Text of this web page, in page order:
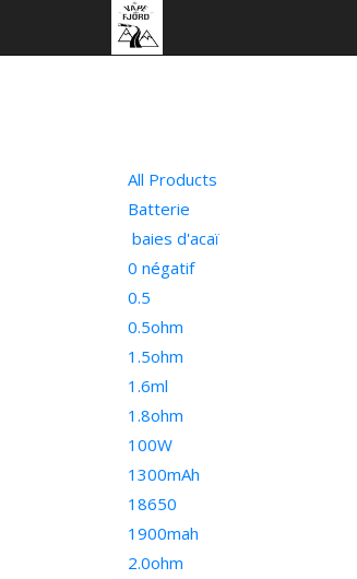
All Products
Batterie
baies d'acaï
0 négatif
0.5
0.5ohm
1.5ohm
1.6ml
1.8ohm
100W
1300mAh
18650
1900mah
2.0ohm